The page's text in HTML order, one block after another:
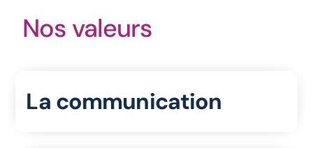
Nos valeurs
La communication